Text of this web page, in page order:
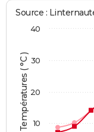
Températures ( °C )
Source :
10
20
30
40